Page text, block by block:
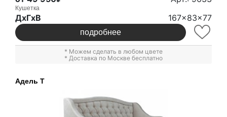
Кушетка
ДxГxВ 167x83x77
подробнее
* Можем сделать в любом цвете
* Доставка по Москве бесплатно
Адель Т